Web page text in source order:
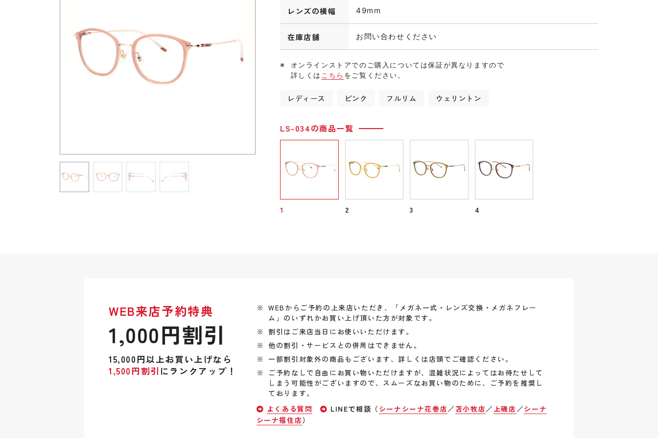
レンズの横幅 49mm
在庫店舗 お問い合わせください
オンラインストアでのご購入については保証が異なりますので
詳しくは こちら をご覧ください。
レディース ピンク フルリム ウェリントン
LS-034の商品一覧
1 2 3 4
WEB来店予約特典
1,000円割引
15,000円以上お買い上げなら
1,500円割引 にランクアップ！
WEBからご予約の上来店いただき、「メガネ一式・レンズ交換・メガネフレー
ム」のいずれかお買い上げ頂いた方が対象です。
割引はご来店当日にお使いいただけます。
他の割引・サービスとの併用はできません。
一部割引対象外の商品もございます、詳しくは店頭でご確認ください。
ご予約なしで自由にお買い物いただけますが、混雑状況によってはお待たせして
しまう可能性がございますので、スムーズなお買い物のために、ご予約を推奨し
ております。
よくある質問
LINEで相談（ シーナシーナ花巻店 ／ 苫小牧店 ／ 上磯店 ／シーナ
シーナ福住店）